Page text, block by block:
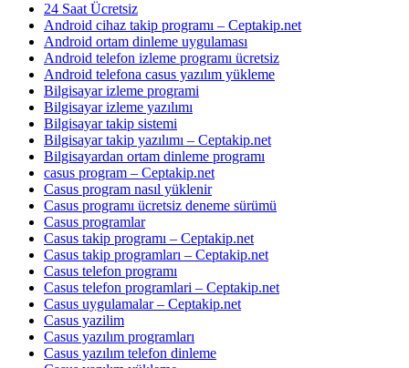
24 Saat Ücretsiz
Android cihaz takip programı – Ceptakip.net
Android ortam dinleme uygulaması
Android telefon izleme programı ücretsiz
Android telefona casus yazılım yükleme
Bilgisayar izleme programi
Bilgisayar izleme yazılımı
Bilgisayar takip sistemi
Bilgisayar takip yazılımı – Ceptakip.net
Bilgisayardan ortam dinleme programı
casus program – Ceptakip.net
Casus program nasıl yüklenir
Casus programı ücretsiz deneme sürümü
Casus programlar
Casus takip programı – Ceptakip.net
Casus takip programları – Ceptakip.net
Casus telefon programı
Casus telefon programlari – Ceptakip.net
Casus uygulamalar – Ceptakip.net
Casus yazilim
Casus yazılım programları
Casus yazılım telefon dinleme